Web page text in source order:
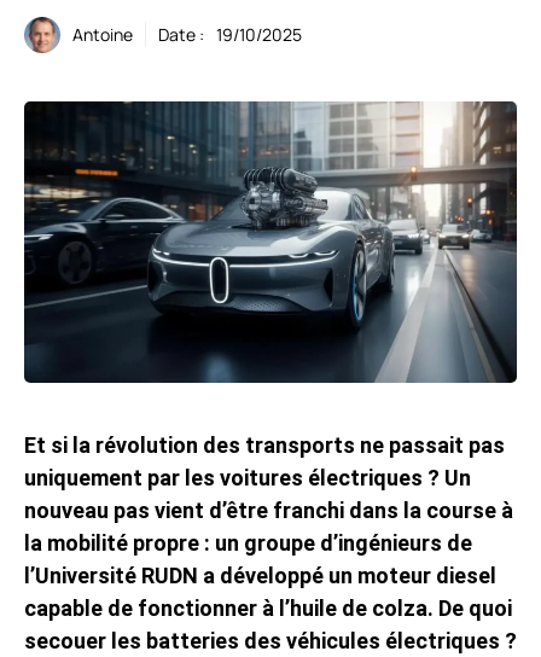
Antoine Date : 19/10/2025
Et si la révolution des transports ne passait pas
uniquement par les voitures électriques ? Un
nouveau pas vient d’être franchi dans la course à
la mobilité propre : un groupe d’ingénieurs de
l’Université RUDN a développé un moteur diesel
capable de fonctionner à l’huile de colza. De quoi
secouer les batteries des véhicules électriques ?